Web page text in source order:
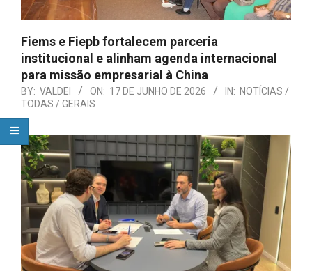
Fiems e Fiepb fortalecem parceria
institucional e alinham agenda internacional
para missão empresarial à China
BY: VALDEI ON: 17 DE JUNHO DE 2026 IN: NOTÍCIAS /
TODAS / GERAIS